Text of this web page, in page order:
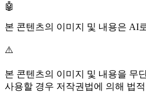
🤖
본 콘텐츠의 이미지 및 내용은 AI
⚠️
본 콘텐츠의 이미지 및 내용을 무
사용할 경우 저작권법에 의해 법